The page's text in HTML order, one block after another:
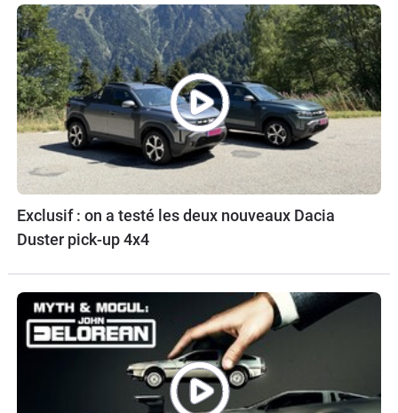
Exclusif : on a testé les deux nouveaux Dacia
Duster pick-up 4x4